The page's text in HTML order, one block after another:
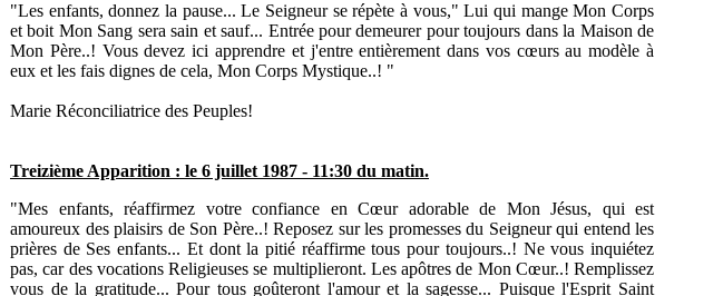
"Les enfants, donnez la pause... Le Seigneur se répète à vous," Lui qui mange Mon Corps
et boit Mon Sang sera sain et sauf... Entrée pour demeurer pour toujours dans la Maison de
Mon Père..! Vous devez ici apprendre et j'entre entièrement dans vos cœurs au modèle à
eux et les fais dignes de cela, Mon Corps Mystique..! "
Marie Réconciliatrice des Peuples!
Treizième Apparition : le 6 juillet 1987 - 11:30 du matin.
"Mes enfants, réaffirmez votre confiance en Cœur adorable de Mon Jésus, qui est
amoureux des plaisirs de Son Père..! Reposez sur les promesses du Seigneur qui entend les
prières de Ses enfants... Et dont la pitié réaffirme tous pour toujours..! Ne vous inquiétez
pas, car des vocations Religieuses se multiplieront. Les apôtres de Mon Cœur..! Remplissez
vous de la gratitude... Pour tous goûteront l'amour et la sagesse... Puisque l'Esprit Saint